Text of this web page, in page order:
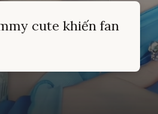
cute khiến fan